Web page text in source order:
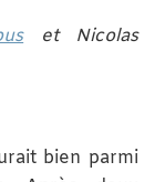
et Nicolas
bien parmi